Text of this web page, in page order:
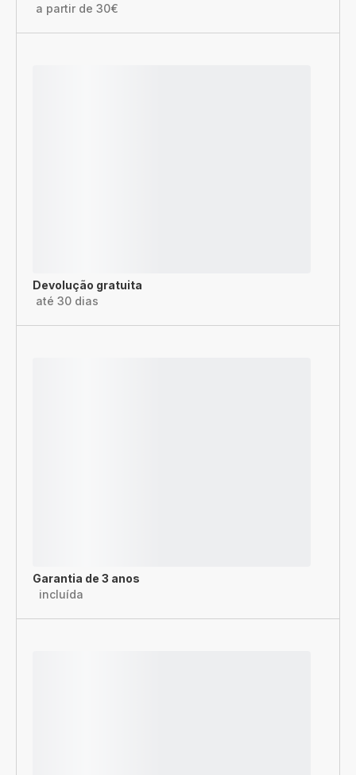
a partir de 30€
Devolução gratuita
até 30 dias
Garantia de 3 anos
incluída